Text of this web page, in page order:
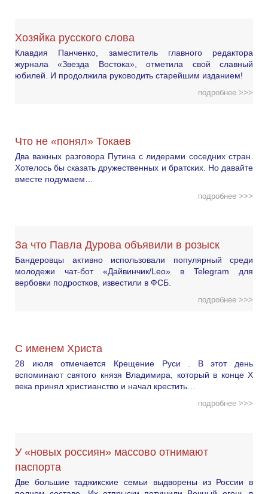
Хозяйка русского слова
Клавдия Панченко, заместитель главного редактора
журнала «Звезда Востока», отметила свой славный
юбилей. И продолжила руководить старейшим изданием!
подробнее >>>
Что не «понял» Токаев
Два важных разговора Путина с лидерами соседних стран.
Хотелось бы сказать дружественных и братских. Но давайте
вместе подумаем…
подробнее >>>
За что Павла Дурова объявили в розыск
Бандеровцы активно использовали популярный среди
молодежи чат-бот «Дайвинчик/Leo» в Telegram для
вербовки подростков, известили в ФСБ.
подробнее >>>
С именем Христа
28 июля отмечается Крещение Руси . В этот день
вспоминают святого князя Владимира, который в конце X
века принял христианство и начал крестить…
подробнее >>>
У «новых россиян» массово отнимают
паспорта
Две большие таджикские семьи выдворены из России в